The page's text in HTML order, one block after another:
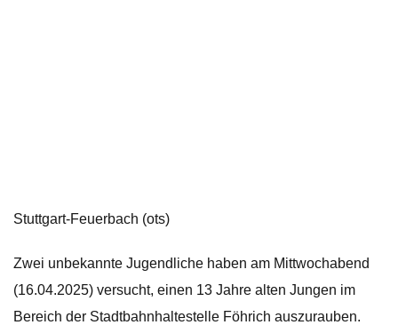
Stuttgart-Feuerbach (ots)
Zwei unbekannte Jugendliche haben am Mittwochabend
(16.04.2025) versucht, einen 13 Jahre alten Jungen im
Bereich der Stadtbahnhaltestelle Föhrich auszurauben.